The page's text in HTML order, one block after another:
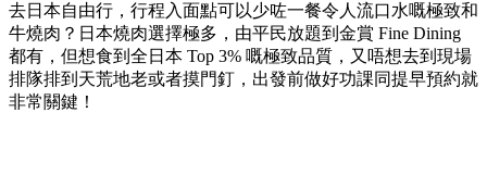
去日本自由行，行程入面點可以少咗一餐令人流口水嘅極致和
牛燒肉？日本燒肉選擇極多，由平民放題到金賞 Fine Dining
都有，但想食到全日本 Top 3% 嘅極致品質，又唔想去到現場
排隊排到天荒地老或者摸門釘，出發前做好功課同提早預約就
非常關鍵！